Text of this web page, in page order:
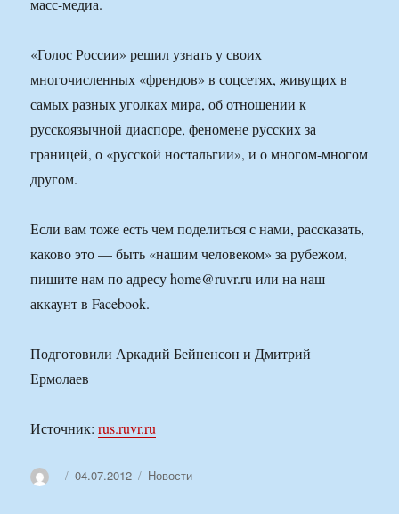
масс-медиа.
«Голос России» решил узнать у своих
многочисленных «френдов» в соцсетях, живущих в
самых разных уголках мира, об отношении к
русскоязычной диаспоре, феномене русских за
границей, о «русской ностальгии», и о многом-многом
другом.
Если вам тоже есть чем поделиться с нами, рассказать,
каково это — быть «нашим человеком» за рубежом,
пишите нам по адресу home@ruvr.ru или на наш
аккаунт в Facebook.
Подготовили Аркадий Бейненсон и Дмитрий
Ермолаев
Источник:rus.ruvr.ru
АвторОпубликовано
04.07.2012 Рубрики
Новости